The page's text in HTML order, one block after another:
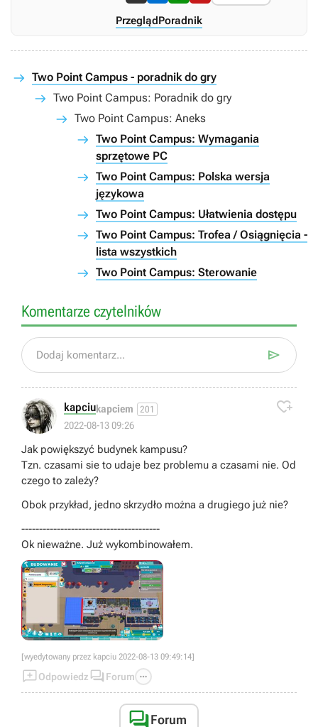
PrzeglądPoradnik
Two Point Campus - poradnik do gry
Two Point Campus: Poradnik do gry
Two Point Campus: Aneks
Two Point Campus: Wymagania
sprzętowe PC
Two Point Campus: Polska wersja
językowa
Two Point Campus: Ułatwienia dostępu
Two Point Campus: Trofea / Osiągnięcia -
lista wszystkich
Two Point Campus: Sterowanie
Komentarze czytelników
Dodaj komentarz... 
kapciukapciem 201
2022-08-13 09:26

Jak powiększyć budynek kampusu?
Tzn. czasami sie to udaje bez problemu a czasami nie. Od
czego to zależy?
Obok przykład, jedno skrzydło można a drugiego już nie?
---------------------------------------
Ok nieważne. Już wykombinowałem.
[wyedytowany przez kapciu 2022-08-13 09:49:14]
Odpowiedz  Forum 
Forum